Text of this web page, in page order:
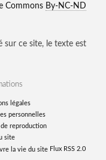
Commons By-NC-ND
ce site, le texte est
légales
personnelles
reproduction
site
Flux RSS 2.0